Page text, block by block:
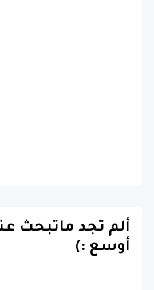
ألم تجد ماتبحث
أوسع :)